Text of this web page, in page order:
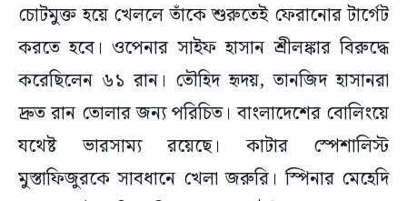
চোটমুক্ত হয়ে খেললে তাঁকে শুরুতেই ফেরানোর টার্গেট
করতে হবে। ওপেনার সাইফ হাসান শ্রীলঙ্কার বিরুদ্ধে
করেছিলেন ৬১ রান। তৌহিদ হৃদয়, তানজিদ হাসানরা
দ্রুত রান তোলার জন্য পরিচিত। বাংলাদেশের বোলিংয়ে
যথেষ্ট ভারসাম্য রয়েছে। কাটার স্পেশালিস্ট
মুস্তাফিজুরকে সাবধানে খেলা জরুরি। স্পিনার মেহেদি